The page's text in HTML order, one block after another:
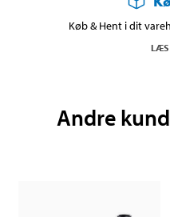
Køb & Hent i dit
LÆS
Andre